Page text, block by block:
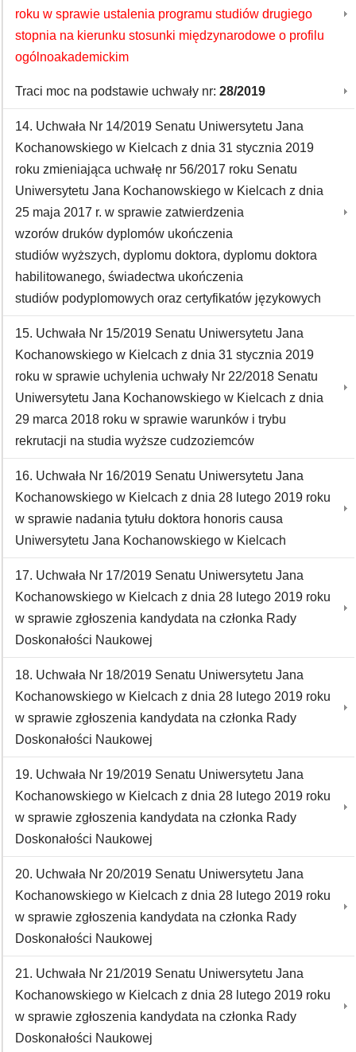
roku w sprawie ustalenia programu studiów drugiego
stopnia na kierunku stosunki międzynarodowe o profilu
ogólnoakademickim
Traci moc na podstawie uchwały nr: 28/2019
14. Uchwała Nr 14/2019 Senatu Uniwersytetu Jana
Kochanowskiego w Kielcach z dnia 31 stycznia 2019
roku zmieniająca uchwałę nr 56/2017 roku Senatu
Uniwersytetu Jana Kochanowskiego w Kielcach z dnia
25 maja 2017 r. w sprawie zatwierdzenia
wzorów druków dyplomów ukończenia
studiów wyższych, dyplomu doktora, dyplomu doktora
habilitowanego, świadectwa ukończenia
studiów podyplomowych oraz certyfikatów językowych
15. Uchwała Nr 15/2019 Senatu Uniwersytetu Jana
Kochanowskiego w Kielcach z dnia 31 stycznia 2019
roku w sprawie uchylenia uchwały Nr 22/2018 Senatu
Uniwersytetu Jana Kochanowskiego w Kielcach z dnia
29 marca 2018 roku w sprawie warunków i trybu
rekrutacji na studia wyższe cudzoziemców
16. Uchwała Nr 16/2019 Senatu Uniwersytetu Jana
Kochanowskiego w Kielcach z dnia 28 lutego 2019 roku
w sprawie nadania tytułu doktora honoris causa
Uniwersytetu Jana Kochanowskiego w Kielcach
17. Uchwała Nr 17/2019 Senatu Uniwersytetu Jana
Kochanowskiego w Kielcach z dnia 28 lutego 2019 roku
w sprawie zgłoszenia kandydata na członka Rady
Doskonałości Naukowej
18. Uchwała Nr 18/2019 Senatu Uniwersytetu Jana
Kochanowskiego w Kielcach z dnia 28 lutego 2019 roku
w sprawie zgłoszenia kandydata na członka Rady
Doskonałości Naukowej
19. Uchwała Nr 19/2019 Senatu Uniwersytetu Jana
Kochanowskiego w Kielcach z dnia 28 lutego 2019 roku
w sprawie zgłoszenia kandydata na członka Rady
Doskonałości Naukowej
20. Uchwała Nr 20/2019 Senatu Uniwersytetu Jana
Kochanowskiego w Kielcach z dnia 28 lutego 2019 roku
w sprawie zgłoszenia kandydata na członka Rady
Doskonałości Naukowej
21. Uchwała Nr 21/2019 Senatu Uniwersytetu Jana
Kochanowskiego w Kielcach z dnia 28 lutego 2019 roku
w sprawie zgłoszenia kandydata na członka Rady
Doskonałości Naukowej